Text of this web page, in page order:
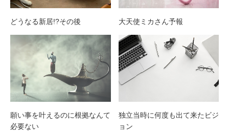
どうなる新居!?その後 大天使ミカさん予報
願い事を叶えるのに根拠なんて
必要ない
独立当時に何度も出て来たビジ
ョン